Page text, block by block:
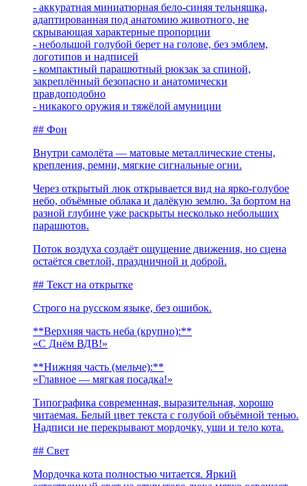
- аккуратная миниатюрная бело-синяя тельняшка,
адаптированная под анатомию животного, не
скрывающая характерные пропорции
- небольшой голубой берет на голове, без эмблем,
логотипов и надписей
- компактный парашютный рюкзак за спиной,
закреплённый безопасно и анатомически
правдоподобно
- никакого оружия и тяжёлой амуниции
## Фон
Внутри самолёта — матовые металлические стены,
крепления, ремни, мягкие сигнальные огни.
Через открытый люк открывается вид на ярко-голубое
небо, объёмные облака и далёкую землю. За бортом на
разной глубине уже раскрыты несколько небольших
парашютов.
Поток воздуха создаёт ощущение движения, но сцена
остаётся светлой, праздничной и доброй.
## Текст на открытке
Строго на русском языке, без ошибок.
**Верхняя часть неба (крупно):**
«С Днём ВДВ!»
**Нижняя часть (мельче):**
«Главное — мягкая посадка!»
Типографика современная, выразительная, хорошо
читаемая. Белый цвет текста с голубой объёмной тенью.
Надписи не перекрывают мордочку, уши и тело кота.
## Свет
Мордочка кота полностью читается. Яркий